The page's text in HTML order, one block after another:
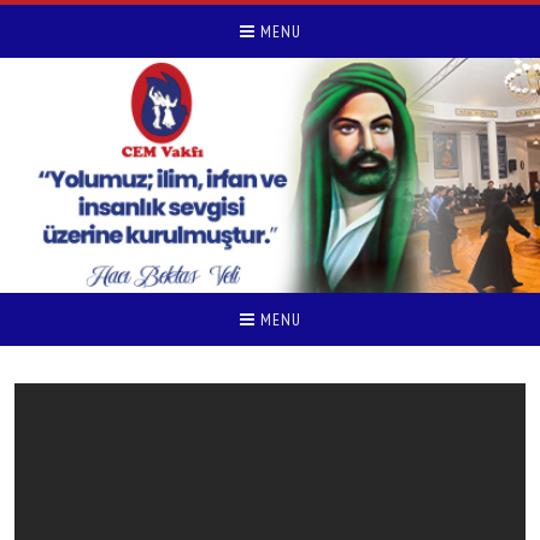
MENU
MENU